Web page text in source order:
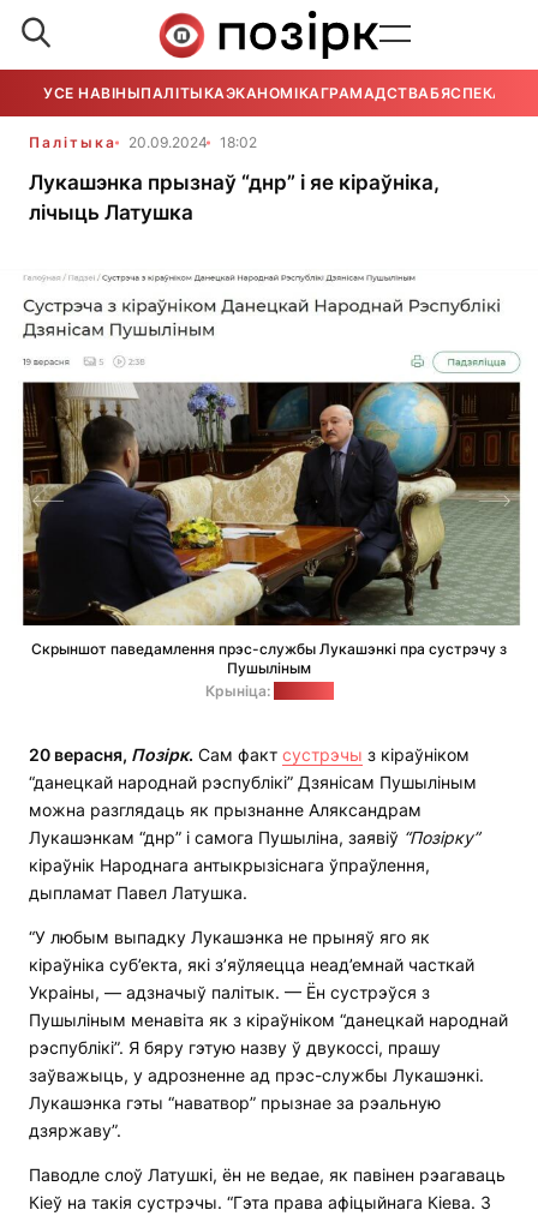
УСЕ НАВІНЫПАЛІТЫКАЭКАНОМІКАГРАМАДСТВАБЯСПЕКА
Палітыка 20.09.2024 18:02
Лукашэнка прызнаў “днр” і яе кіраўніка,
лічыць Латушка
Скрыншот паведамлення прэс-службы Лукашэнкі пра сустрэчу з
Пушыліным
Крыніца:
20 верасня, Позірк. Сам факт сустрэчы з кіраўніком
“данецкай народнай рэспублікі” Дзянісам Пушыліным
можна разглядаць як прызнанне Аляксандрам
Лукашэнкам “днр” і самога Пушыліна, заявіў “Позірку”
кіраўнік Народнага антыкрызіснага ўпраўлення,
дыпламат Павел Латушка.
“У любым выпадку Лукашэнка не прыняў яго як
кіраўніка суб’екта, які з’яўляецца неад’емнай часткай
Украіны, — адзначыў палітык. — Ён сустрэўся з
Пушыліным менавіта як з кіраўніком “данецкай народнай
рэспублікі”. Я бяру гэтую назву ў двукоссі, прашу
заўважыць, у адрозненне ад прэс-службы Лукашэнкі.
Лукашэнка гэты “наватвор” прызнае за рэальную
дзяржаву”.
Паводле слоў Латушкі, ён не ведае, як павінен рэагаваць
Кіеў на такія сустрэчы. “Гэта права афіцыйнага Кіева. З